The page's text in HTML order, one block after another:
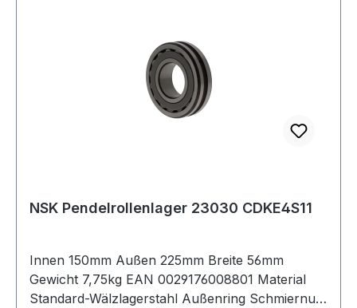
NSK Pendelrollenlager 23030 CDKE4S11
Innen 150mm Außen 225mm Breite 56mm
Gewicht 7,75kg EAN 0029176008801 Material
Standard-Wälzlagerstahl Außenring Schmiernut